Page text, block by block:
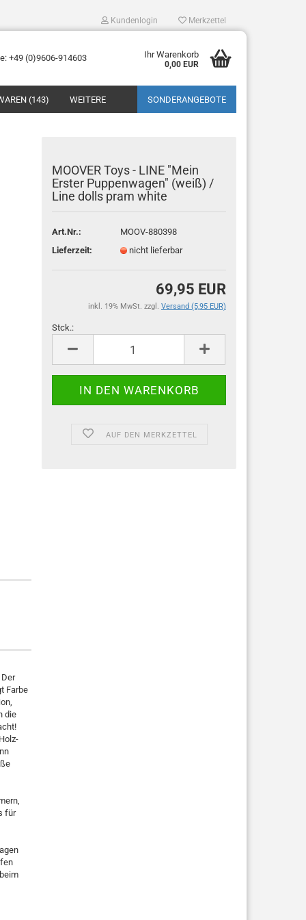
Kundenlogin Merkzettel
+49 (0)9606-914603 Ihr Warenkorb
0,00 EUR
(143) SONDERANGEBOTE
WEITERE
MOOVER Toys - LINE "Mein
Erster Puppenwagen" (weiß) /
Line dolls pram white
Art.Nr.:
MOOV-880398
Lieferzeit:
nicht lieferbar
69,95 EUR
inkl. 19% MwSt. zzgl. Versand (5,95 EUR)
Stck.:
Stck.
AUF DEN MERKZETTEL
Farbe
die
für